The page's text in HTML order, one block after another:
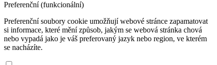
Preferenční (funkcionální)
Preferenční soubory cookie umožňují webové stránce zapamatovat
si informace, které mění způsob, jakým se webová stránka chová
nebo vypadá jako je váš preferovaný jazyk nebo region, ve kterém
se nacházíte.